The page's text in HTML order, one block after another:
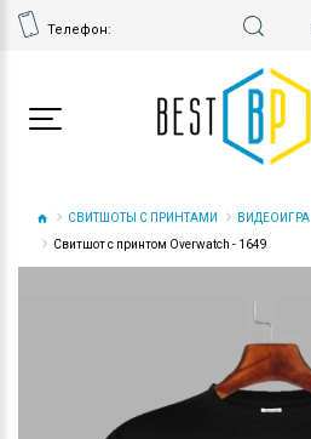
Телефон:
СВИТШОТЫ С ПРИНТАМИ
ВИДЕОИГРА
Свитшот с принтом Overwatch - 1649